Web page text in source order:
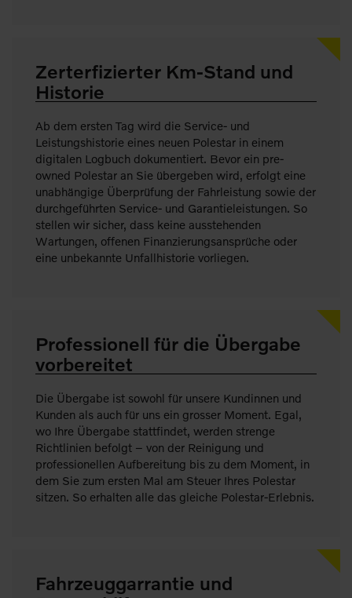
Zerterfizierter Km-Stand und
Historie
Ab dem ersten Tag wird die Service- und
Leistungshistorie eines neuen Polestar in einem
digitalen Logbuch dokumentiert. Bevor ein pre-
owned Polestar an Sie übergeben wird, erfolgt eine
unabhängige Überprüfung der Fahrleistung sowie der
durchgeführten Service- und Garantieleistungen. So
stellen wir sicher, dass keine ausstehenden
Wartungen, offenen Finanzierungsansprüche oder
eine unbekannte Unfallhistorie vorliegen.
Professionell für die Übergabe
vorbereitet
Die Übergabe ist sowohl für unsere Kundinnen und
Kunden als auch für uns ein grosser Moment. Egal,
wo Ihre Übergabe stattfindet, werden strenge
Richtlinien befolgt – von der Reinigung und
professionellen Aufbereitung bis zu dem Moment, in
dem Sie zum ersten Mal am Steuer Ihres Polestar
sitzen. So erhalten alle das gleiche Polestar-Erlebnis.
Fahrzeuggarrantie und